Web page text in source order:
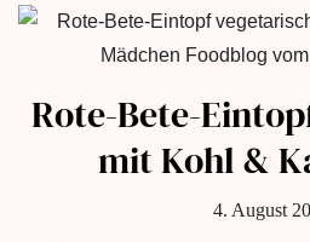
Rote-Bete-
mit Kohl &
4. August